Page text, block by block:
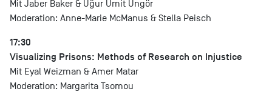
Mit Jaber Baker & Uğur Ümit Üngör
Moderation: Anne-Marie McManus & Stella Peisch
17:30
Visualizing Prisons: Methods of Research on Injustice
Mit Eyal Weizman & Amer Matar
Moderation: Margarita Tsomou